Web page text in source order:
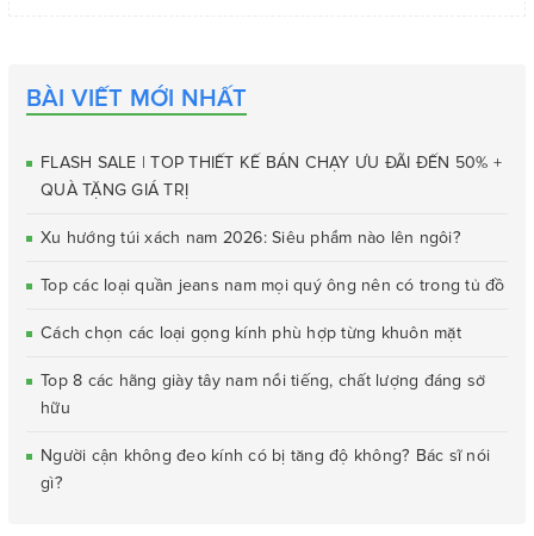
BÀI VIẾT MỚI NHẤT
FLASH SALE | TOP THIẾT KẾ BÁN CHẠY ƯU ĐÃI ĐẾN 50% +
QUÀ TẶNG GIÁ TRỊ
Xu hướng túi xách nam 2026: Siêu phẩm nào lên ngôi?
Top các loại quần jeans nam mọi quý ông nên có trong tủ đồ
Cách chọn các loại gọng kính phù hợp từng khuôn mặt
Top 8 các hãng giày tây nam nổi tiếng, chất lượng đáng sở
hữu
Người cận không đeo kính có bị tăng độ không? Bác sĩ nói
gì?